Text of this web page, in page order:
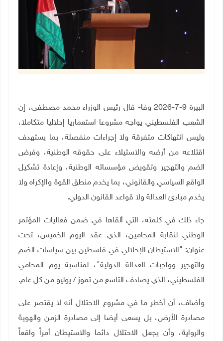
البيرة 9-7-2026 وفا- قال رئيس الوزراء محمد مصطفى، إن
الشعب الفلسطيني يواجه مشروعا استعماريا إحلاليا متكاملا،
وليس انتهاكات متفرقة ولا إجراءات منفصلة، بما يستهدف
اقتلاعه من أرضه والاستيلاء على حقوقه الوطنية، وفرض
الضم والتهجير وتقويض مؤسساته الوطنية، وإعادة تشكيل
الواقع السياسي والقانوني، بما يخدم منطق القوة والإكراه ولا
يخدم مبادئ العدالة ولا قواعد القانون الدولي.
جاء ذلك في كلمته، التي ألقاها في ضمن فعاليات المؤتمر
الوطني لنقابة المحامين، الذي عقد اليوم الخميس، تحت
عنوان: "الاستيطان الإحلالي في فلسطين بين سياسات الضم
والتهجير وواجبات العدالة الدولية"، لمناسبة يوم المحامي
الفلسطيني، الذي يصادف التاسع من تموز / يوليو من كل عام.
وأضاف، أن أخطر ما في مشروع الاحتلال أنه لا يقتصر على
مصادرة الأرض، بل يسعى أيضا إلى مصادرة الزمن والهوية
والرواية، وأن يجعل الاحتلال دائما والاستيطان أمراً واقعاً